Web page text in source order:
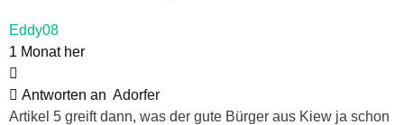
Eddy08
1 Monat her
Antworten an Adorfer
Artikel 5 greift dann, was der gute Bürger aus Kiew ja schon